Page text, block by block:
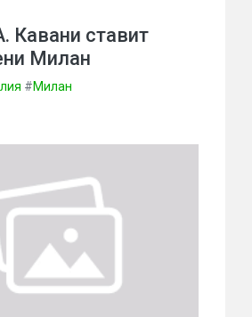
Кавани ставит
Милан
#Милан